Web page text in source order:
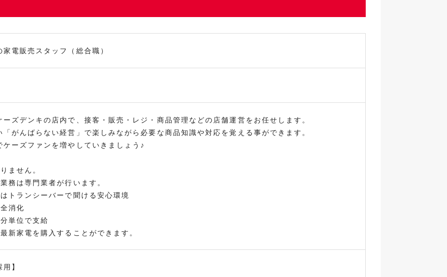
電販売スタッフ（総合職）
ーズデンキの店内で、接客・販売・レジ・商品管理などの店舗運営をお任せします。
「がんばらない経営」で楽しみながら必要な商品知識や対応を覚える事ができます。
ケーズファンを増やしていきましょう♪
ません。
務は専門業者が行います。
トランシーバーで聞ける安心環境
消化
単位で支給
新家電を購入することができます。
】